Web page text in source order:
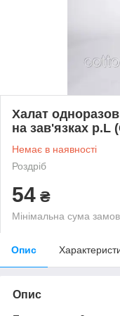
Халат
на зав'язках р.L
Немає в наявності
Роздріб
54 ₴
Мінімальна сума
Опис
Опис